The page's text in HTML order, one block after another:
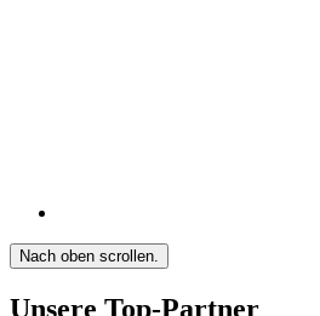
Nach oben scrollen.
Unsere Top-Partner